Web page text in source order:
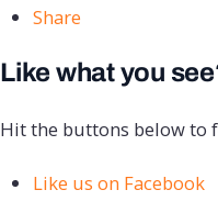
Share
Like what you
Hit the buttons below to
Like us on Facebook